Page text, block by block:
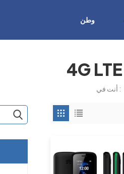
وطن
أنت في :